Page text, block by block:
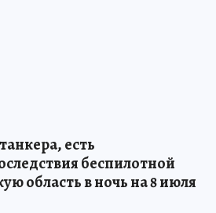
есть
беспилотной
область в ночь на 8 июля